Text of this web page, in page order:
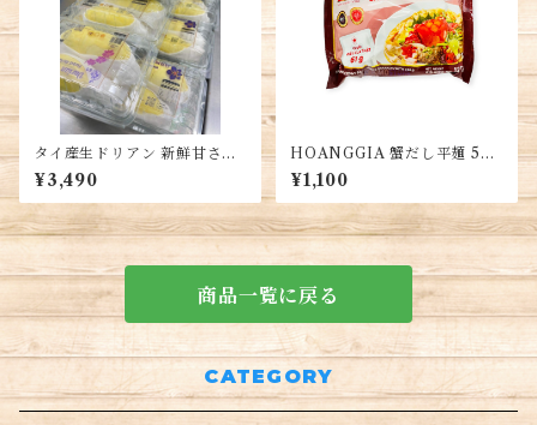
タイ産生ドリアン 新鮮甘さや
香りお届け 1パック・Fresh D
urian・Sầu tươi Thái lan
¥3,490
HOANGGIA 蟹だし平麺 5
袋・Royal Crab Rice Noodl
es・Bánh Đa Cua Hoàng Gi
a
¥1,100
商品一覧に戻る
CATEGORY